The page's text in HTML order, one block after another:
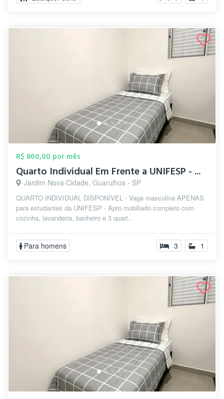
R$ 800,00 por mês
Quarto Individual Em Frente a UNIFESP - ...
Jardim Nova Cidade, Guarulhos - SP
QUARTO INDIVIDUAL DISPONÍVEL - Vaga masculina APENAS
para estudantes da UNIFESP - Apto mobiliado completo com
cozinha, lavanderia, banheiro e 3 quart...
Para homens 3 1